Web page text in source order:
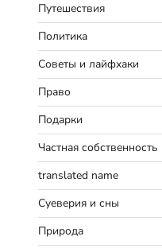
Путешествия
Политика
Советы и лайфхаки
Право
Подарки
Частная собственность
translated name
Суеверия и сны
Природа